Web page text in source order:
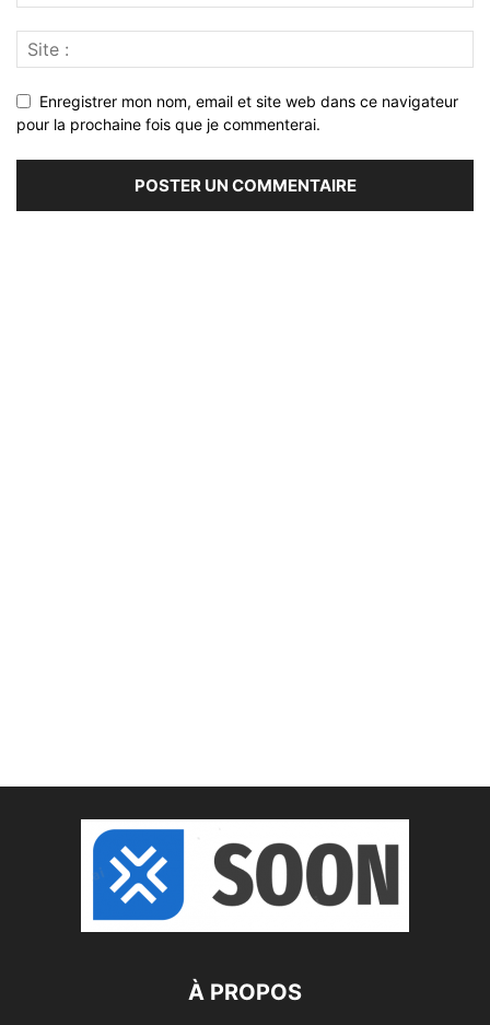
Enregistrer mon nom, email et site web dans ce navigateur
pour la prochaine fois que je commenterai.
À PROPOS